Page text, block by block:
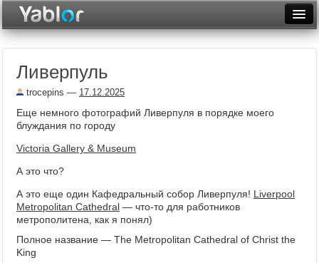
Видеотоп
Ливерпуль
trocepins — 17.12.2025
Еще немного фотографий Ливерпуля в порядке моего
блуждания по городу
Victoria Gallery & Museum
А это что?
А это еще один Кафедральный собор Ливерпуля! Liverpool
Metropolitan Cathedral — что-то для работников
метрополитена, как я понял)
Полное название — The Metropolitan Cathedral of Christ the
King